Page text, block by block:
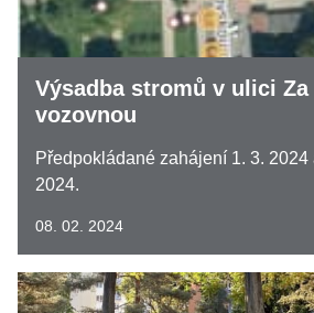
Výsadba stromů v ulici
vozovnou
Předpokládané zahájení 1. 3. 2024
2024.
08. 02. 2024